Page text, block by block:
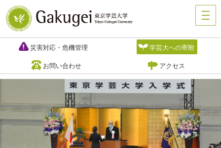
災害対応・危機管理 学芸大への寄附
お問い合わせ アクセス